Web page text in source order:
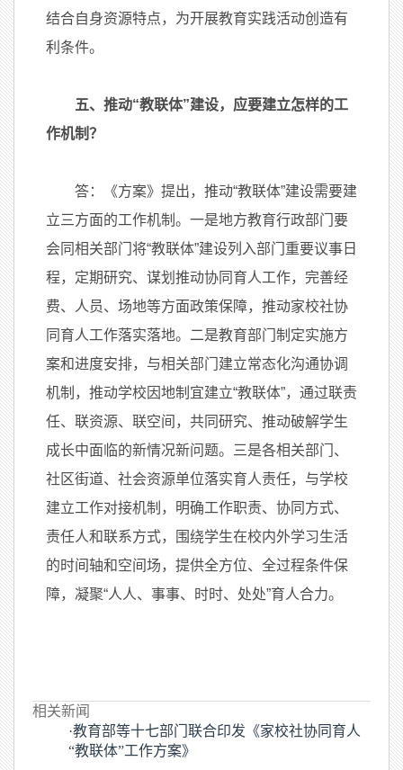
结合自身资源特点，为开展教育实践活动创造有
利条件。
五、推动“教联体”建设，应要建立怎样的工
作机制？
答：《方案》提出，推动“教联体”建设需要建
立三方面的工作机制。一是地方教育行政部门要
会同相关部门将“教联体”建设列入部门重要议事日
程，定期研究、谋划推动协同育人工作，完善经
费、人员、场地等方面政策保障，推动家校社协
同育人工作落实落地。二是教育部门制定实施方
案和进度安排，与相关部门建立常态化沟通协调
机制，推动学校因地制宜建立“教联体”，通过联责
任、联资源、联空间，共同研究、推动破解学生
成长中面临的新情况新问题。三是各相关部门、
社区街道、社会资源单位落实育人责任，与学校
建立工作对接机制，明确工作职责、协同方式、
责任人和联系方式，围绕学生在校内外学习生活
的时间轴和空间场，提供全方位、全过程条件保
障，凝聚“人人、事事、时时、处处”育人合力。
相关新闻
·教育部等十七部门联合印发《家校社协同育人
“教联体”工作方案》